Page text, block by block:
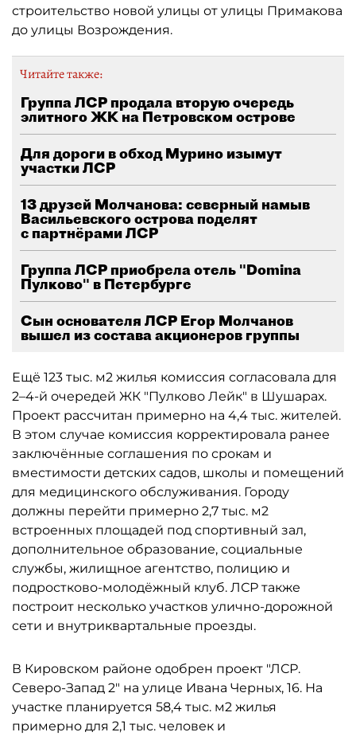
строительство новой улицы от улицы Примакова
до улицы Возрождения.
Читайте также:
Группа ЛСР продала вторую очередь
элитного ЖК на Петровском острове
Для дороги в обход Мурино изымут
участки ЛСР
13 друзей Молчанова: северный намыв
Васильевского острова поделят
с партнёрами ЛСР
Группа ЛСР приобрела отель "Domina
Пулково" в Петербурге
Сын основателя ЛСР Егор Молчанов
вышел из состава акционеров группы
Ещё 123 тыс. м2 жилья комиссия согласовала для
2–4-й очередей ЖК "Пулково Лейк" в Шушарах.
Проект рассчитан примерно на 4,4 тыс. жителей.
В этом случае комиссия корректировала ранее
заключённые соглашения по срокам и
вместимости детских садов, школы и помещений
для медицинского обслуживания. Городу
должны перейти примерно 2,7 тыс. м2
встроенных площадей под спортивный зал,
дополнительное образование, социальные
службы, жилищное агентство, полицию и
подростково-молодёжный клуб. ЛСР также
построит несколько участков улично-дорожной
сети и внутриквартальные проезды.
В Кировском районе одобрен проект "ЛСР.
Северо-Запад 2" на улице Ивана Черных, 16. На
участке планируется 58,4 тыс. м2 жилья
примерно для 2,1 тыс. человек и